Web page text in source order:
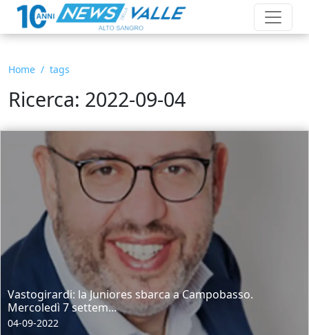
Home tags
Ricerca: 2022-09-04
Vastogirardi: la Juniores sbarca a Campobasso.
Mercoledì 7 settem...
04-09-2022